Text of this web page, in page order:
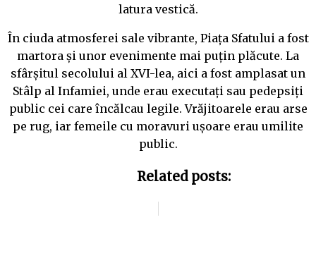
latura vestică.
În ciuda atmosferei sale vibrante, Piața Sfatului a fost
martora și unor evenimente mai puțin plăcute. La
sfârșitul secolului al XVI-lea, aici a fost amplasat un
Stâlp al Infamiei, unde erau executați sau pedepsiți
public cei care încălcau legile. Vrăjitoarele erau arse
pe rug, iar femeile cu moravuri ușoare erau umilite
public.
Related posts: